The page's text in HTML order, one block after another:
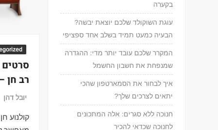
רב חן
יובל דהן
קולנוע
בקערה
עוגת השוקולד שלכם יוצאת יבשה?
הבעיה כמעט תמיד בשלב אחד ספציפי
המקרר שלכם עובד יותר מדי: ההגדרה
שמנפחת את חשבון החשמל
איך לבחור את הסמארטפון שהכי
יתאים לצרכים שלך?
חנוכה ללא סגרים: אלה המתכונים
לחנוכה שכדאי להכיר